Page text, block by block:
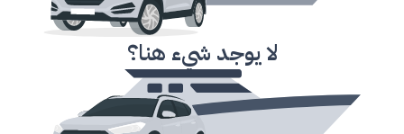
لا يوجد شيء هنا؟